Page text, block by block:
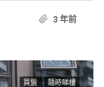
3 年前
買盤 隨時睇樓